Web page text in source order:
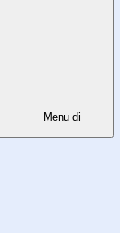
Menu di